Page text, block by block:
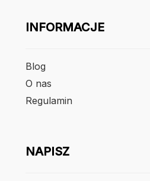
INFORMACJE
Blog
O nas
Regulamin
NAPISZ